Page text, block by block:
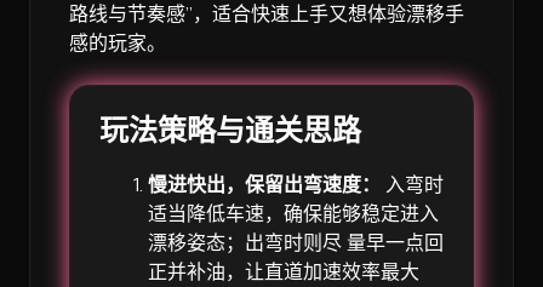
路线与节奏感”，适合快速上手又想体验漂移手
感的玩家。
玩法策略与通关思路
慢进快出，保留出弯速度：
入弯时
适当降低车速，确保能够稳定进入
漂移姿态；出弯时则尽 量早一点回
正并补油，让直道加速效率最大